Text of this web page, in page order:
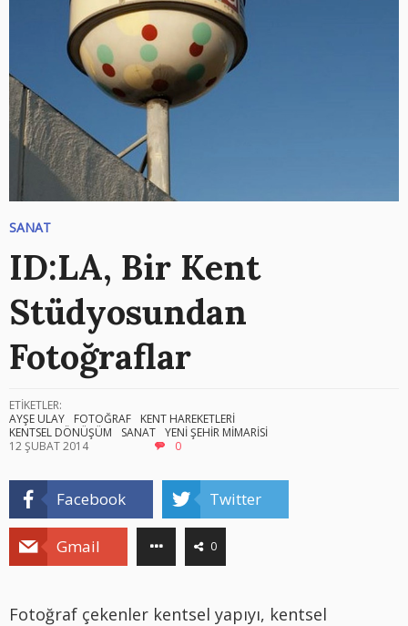
SANAT
ID:LA, Bir Kent
Stüdyosundan
Fotoğraflar
ETİKETLER:
AYŞE ULAY
FOTOĞRAF
KENT HAREKETLERİ
KENTSEL DÖNÜŞÜM
SANAT YENİ ŞEHİR MİMARİSİ
12 ŞUBAT 2014
0
Facebook Twitter
Gmail 0
Fotoğraf çekenler kentsel yapıyı, kentsel